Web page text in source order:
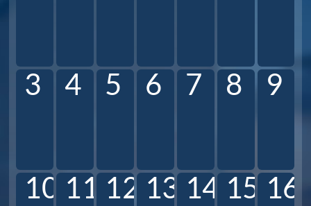
3 4 5 6 7 8 9
10 11 12 13 14 15 16